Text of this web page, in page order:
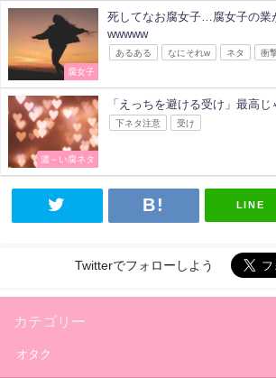
腐女子
死してなお腐女子…腐女子の業
wwwww
あるある なにそれw ネタ 衝
濃～い腐ネタ
「えっちを避ける受け」最高
下ネタ注意 受け
LINE
Twitterでフォローしよう
カテゴリー
オタク